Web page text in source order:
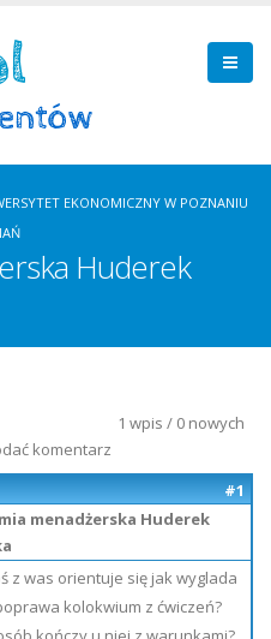
EKONOMICZNY W POZNANIU
Huderek
1 wpis / 0 nowych
komentarz
#1
menadżerska Huderek
z was orientuje się jak wyglada
kolokwium z ćwiczeń?